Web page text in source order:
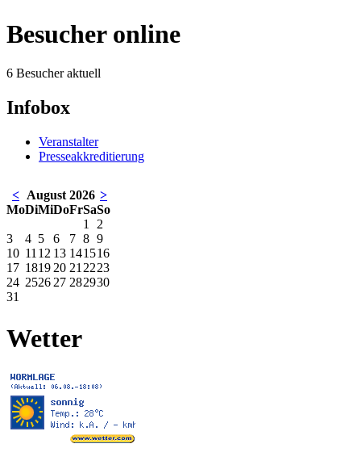
Besucher online
6 Besucher aktuell
Infobox
Veranstalter
Presseakkreditierung
< August 2026 >
MoDiMiDoFrSaSo
1
2
3
4 5 6 7 8 9
10 11 12 13 141516
17 1819 20 21 2223
24 2526 27 282930
31
Wetter